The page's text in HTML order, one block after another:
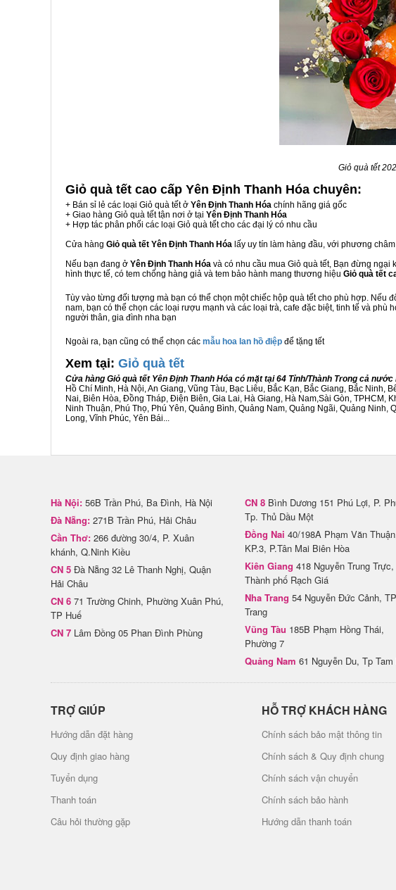
Giỏ quà tết
Giỏ quà tết cao cấp Yên Định Thanh Hóa chuyên:
+ Bán sỉ lẻ các loại Giỏ quà tết ở Yên Định Thanh Hóa chính hãng giá gốc
+ Giao hàng Giỏ quà tết tận nơi ở tại Yên Định Thanh Hóa
+ Hợp tác phân phối các loại Giỏ quà tết cho các đại lý có nhu cầu
Cửa hàng Giỏ quà tết Yên Định Thanh Hóa lấy uy tín làm hàng đầu, với phương
Nếu bạn đang ở Yên Định Thanh Hóa và có nhu cầu mua Giỏ quà tết, Bạn đừng
hình thực tế, có tem chống hàng giả và tem bảo hành mang thương hiệu Giỏ quà tết
Tùy vào từng đối tượng mà bạn có thể chọn một chiếc hộp quà tết cho phù hợp. Nếu
nam, bạn có thể chọn các loại rượu mạnh và các loại trà, cafe đặc biệt, tinh tế và
người thân, gia đình nha bạn
Ngoài ra, bạn cũng có thể chọn các mẫu hoa lan hồ điệp để tặng tết
Xem tại: Giỏ quà tết
Cửa hàng Giỏ quà tết Yên Định Thanh Hóa có mặt tại 64 Tỉnh/Thành Trong cả nước
Hồ Chí Minh, Hà Nội, An Giang, Vũng Tàu, Bạc Liêu, Bắc Kạn, Bắc Giang, Bắc
Nai, Biên Hòa, Đồng Tháp, Điện Biên, Gia Lai, Hà Giang, Hà Nam,Sài Gòn,
Ninh Thuận, Phú Thọ, Phú Yên, Quảng Bình, Quảng Nam, Quảng Ngãi, Quảng
Long, Vĩnh Phúc, Yên Bái...
Hà Nội: 56B Trần Phú, Ba Đình, Hà Nội
Đà Nẵng: 271B Trần Phú, Hải Châu
Cần Thơ: 266 đường 30/4, P. Xuân
khánh, Q.Ninh Kiều
CN 5 Đà Nẵng 32 Lê Thanh Nghị, Quận
Hải Châu
CN 6 71 Trường Chinh, Phường Xuân Phú,
TP Huế
CN 7 Lâm Đồng 05 Phan Đình Phùng
CN 8 Bình Dương 151 Phú Lợi, P.
Tp. Thủ Dầu Một
Đồng Nai 40/198A Phạm Văn
KP.3, P.Tân Mai Biên Hòa
Kiên Giang 418 Nguyễn Trung Trực,
Thành phố Rạch Giá
Nha Trang 54 Nguyễn Đức Cảnh,
Trang
Vũng Tàu 185B Phạm Hồng Thái,
Phường 7
Quảng Nam 61 Nguyễn Du, Tp Tam
TRỢ GIÚP
Hướng dẫn đặt hàng
Quy định giao hàng
Tuyển dụng
Thanh toán
Câu hỏi thường gặp
HỖ TRỢ KHÁCH HÀNG
Chính sách bảo mật thông tin
Chính sách & Quy định chung
Chính sách vận chuyển
Chính sách bảo hành
Hướng dẫn thanh toán